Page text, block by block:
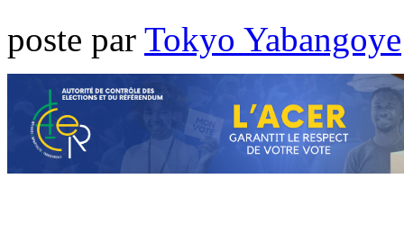
poste par Tokyo Yabangoye